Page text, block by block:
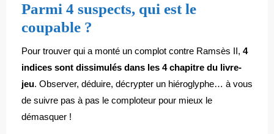
Parmi 4 suspects, qui est le
coupable ?
Pour trouver qui a monté un complot contre Ramsès II, 4
indices sont dissimulés dans les 4 chapitre du livre-
jeu. Observer, déduire, décrypter un hiéroglyphe… à vous
de suivre pas à pas le comploteur pour mieux le
démasquer !